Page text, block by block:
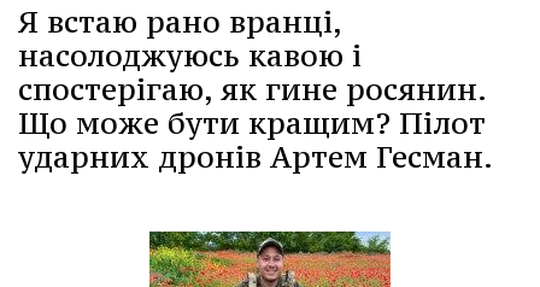
Я встаю рано вранці,
насолоджуюсь кавою і
спостерігаю, як гине росянин.
Що може бути кращим? Пілот
ударних дронів Артем Гесман.